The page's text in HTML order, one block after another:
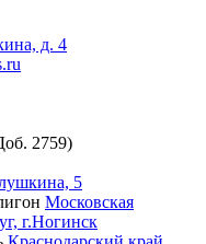
д. 4
2759)
5
Московская
г.Ногинск